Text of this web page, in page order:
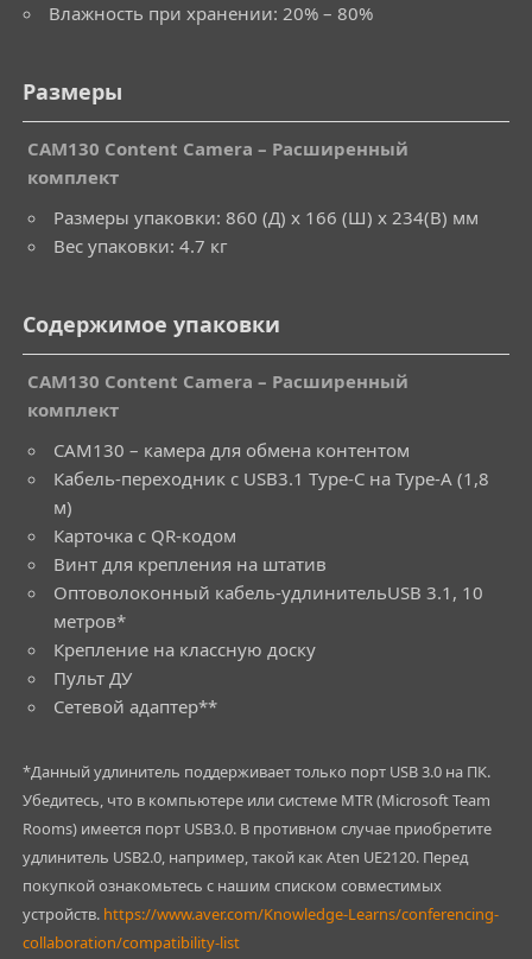
Влажность при хранении: 20% – 80%
Размеры
CAM130 Content Camera – Расширенный
комплект
Размеры упаковки: 860 (Д) x 166 (Ш) x 234(В) мм
Вес упаковки: 4.7 кг
Содержимое упаковки
CAM130 Content Camera – Расширенный
комплект
CAM130 – камера для обмена контентом
Кабель-переходник с USB3.1 Type-C на Type-A (1,8
м)
Карточка с QR-кодом
Винт для крепления на штатив
Оптоволоконный кабель-удлинительUSB 3.1, 10
метров*
Крепление на классную доску
Пульт ДУ
Сетевой адаптер**
*Данный удлинитель поддерживает только порт USB 3.0 на ПК.
Убедитесь, что в компьютере или системе MTR (Microsoft Team
Rooms) имеется порт USB3.0. В противном случае приобретите
удлинитель USB2.0, например, такой как Aten UE2120. Перед
покупкой ознакомьтесь с нашим списком совместимых
устройств. https://www.aver.com/Knowledge-Learns/conferencing-
collaboration/compatibility-list